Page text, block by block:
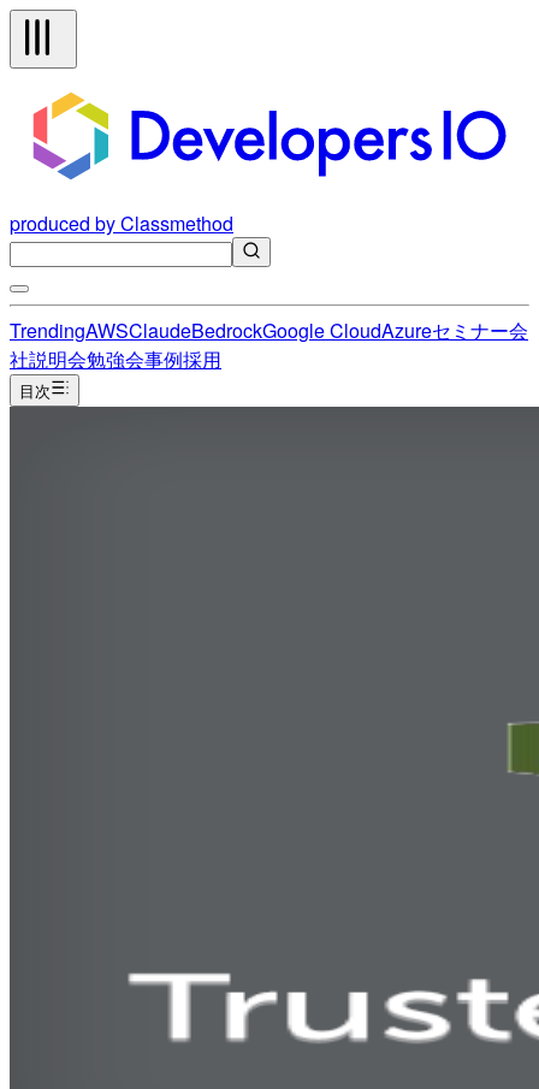
produced by Classmethod
TrendingAWSClaudeBedrockGoogle CloudAzureセミナー会
社説明会勉強会事例採用
目次